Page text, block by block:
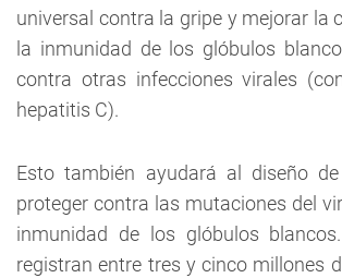
universal contra la gripe y mejorar la
la inmunidad de los glóbulos
contra otras infecciones virales
hepatitis C).
Esto también ayudará al diseño
proteger contra las mutaciones del
inmunidad de los glóbulos
registran entre tres y cinco millones